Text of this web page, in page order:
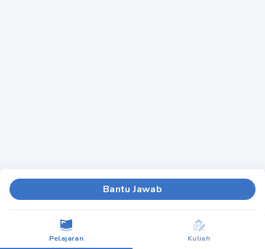
Bantu Jawab
Pelajaran Kuliah